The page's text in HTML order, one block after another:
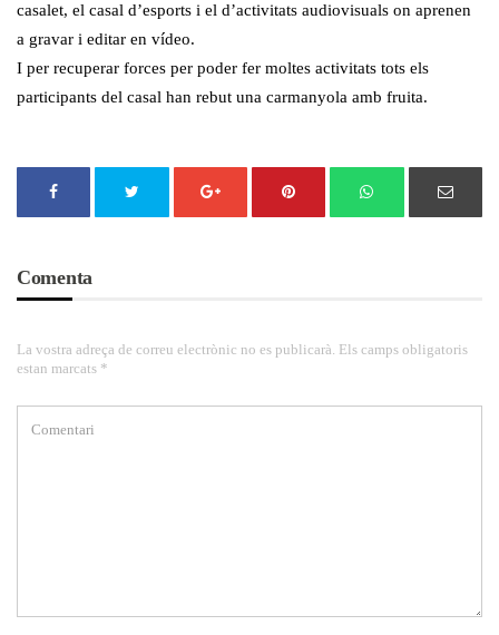
casalet, el casal d’esports i el d’activitats audiovisuals on aprenen
a gravar i editar en vídeo.
I per recuperar forces per poder fer moltes activitats tots els
participants del casal han rebut una carmanyola amb fruita.
Comenta
La vostra adreça de correu electrònic no es publicarà. Els camps obligatoris
estan marcats *